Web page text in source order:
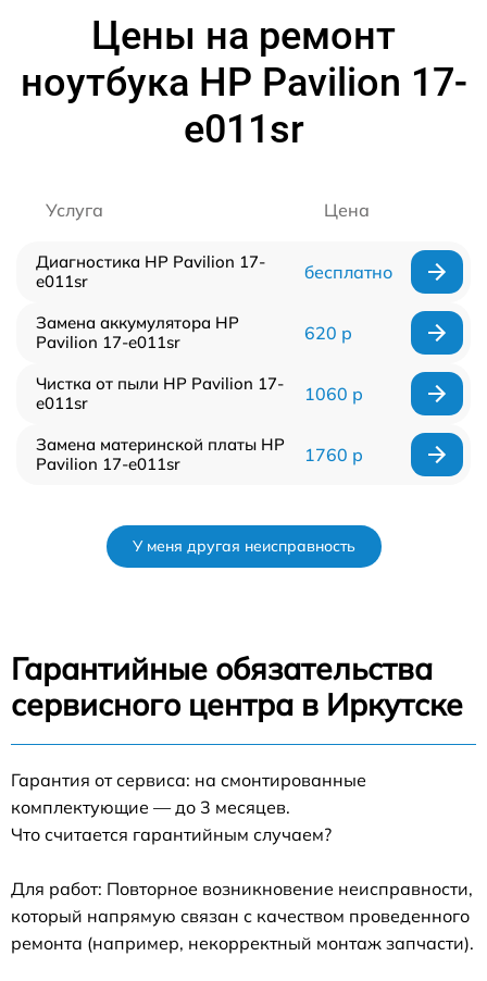
Цены на ремонт
ноутбука HP Pavilion 17-
e011sr
Услуга Цена
Диагностика HP Pavilion 17-
e011sr
бесплатно
Замена аккумулятора HP
Pavilion 17-e011sr
620 р
Чистка от пыли HP Pavilion 17-
e011sr
1060 р
Замена материнской платы HP
Pavilion 17-e011sr
1760 р
У меня другая неисправность
Гарантийные обязательства
сервисного центра в Иркутске
Гарантия от сервиса: на смонтированные
комплектующие — до 3 месяцев.
Что считается гарантийным случаем?
Для работ: Повторное возникновение неисправности,
который напрямую связан с качеством проведенного
ремонта (например, некорректный монтаж запчасти).